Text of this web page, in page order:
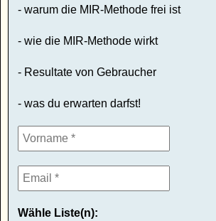
- warum die MIR-Methode frei ist
- wie die MIR-Methode wirkt
- Resultate von Gebraucher
- was du erwarten darfst!
Wähle Liste(n):